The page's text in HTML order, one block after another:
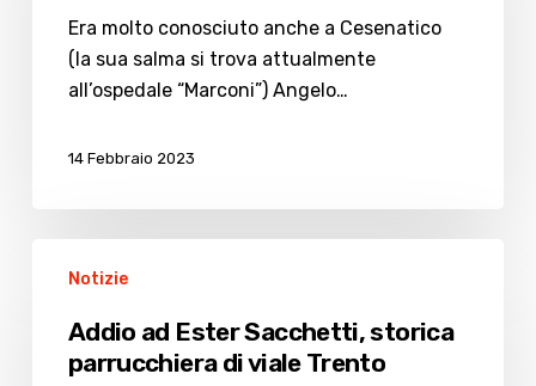
funerali
dell’ex
primario
Era molto conosciuto anche a Cesenatico
(la sua salma si trova attualmente
all’ospedale “Marconi”) Angelo…
14 Febbraio 2023
Sacchetti,
storica
Notizie
Addio ad Ester Sacchetti, storica
parrucchiera di viale Trento